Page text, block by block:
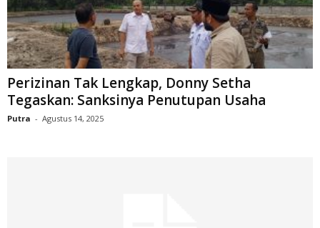
Perizinan Tak Lengkap, Donny Setha
Tegaskan: Sanksinya Penutupan Usaha
Putra - Agustus 14, 2025